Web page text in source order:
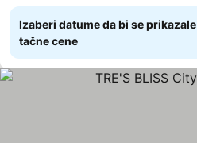
Izaberi datume da bi se prikazale
tačne cene